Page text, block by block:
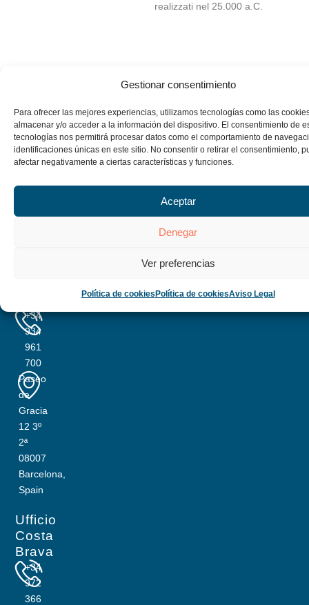
Gestionar consentimiento
Para ofrecer las mejores experiencias, utilizamos tecnologías como las
almacenar y/o acceder a la información del dispositivo. El consentimiento de
tecnologías nos permitirá procesar datos como el comportamiento de
identificaciones únicas en este sitio. No consentir o retirar el consentimiento,
afectar negativamente a ciertas características y funciones.
Aceptar
Denegar
Ver preferencias
Política de cookies Política de cookiesAviso Legal
realizzati nel 25.000 a.C.
Barcelona
+34
934
961
700
Paseo
de
Gracia
12 3º
2ª
08007
Barcelona,
Spain
Ufficio
Costa
Brava
+34
972
366